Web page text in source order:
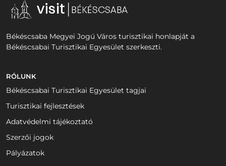
Békéscsaba Megyei Jogú Város turisztikai honlapját a
Békéscsabai Turisztikai Egyesület szerkeszti.
RÓLUNK
Békéscsabai Turisztikai Egyesület tagjai
Turisztikai fejlesztések
Adatvédelmi tájékoztató
Szerzői jogok
Pályázatok